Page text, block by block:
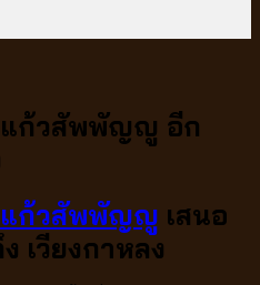
แก้วสัพพัญญู อีก
แก้วสัพพัญญู เสนอ
เวียงกาหลง